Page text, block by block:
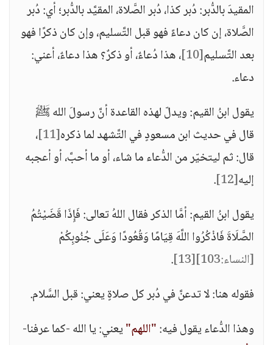
المقيدَ بالدُّبر: دُبر كذا، دُبر الصَّلاة، المقيَّد بالدُّبر؛ أي: دُبر
الصَّلاة، إن كان دعاءً فهو قبل التَّسليم، وإن كان ذكرًا فهو
بعد التَّسليم[10]
، هذا دُعاءٌ، أو ذكرٌ؟ هذا دعاءٌ، أعني:
دعاء.
يقول ابنُ القيم: ويدلّ لهذه القاعدة أنَّ رسولَ الله ﷺ
قال في حديث ابن مسعودٍ في التَّشهد لما ذكره[11]
،
قال: ثم ليتخيّر من الدُّعاء ما شاء، أو ما أحبَّ، أو أعجبه
إليه[12]
.
يقول ابنُ القيم: أمَّا الذكر فقال اللهُ تعالى: فَإِذَا قَضَيْتُمُ
الصَّلَاةَ فَاذْكُرُوا اللَّهَ قِيَامًا وَقُعُودًا وَعَلَى جُنُوبِكُمْ
[النساء:103]
[13]
.
فقوله هنا: لا تدعنَّ في دُبر كل صلاةٍ يعني: قبل السَّلام.
وهذا الدُّعاء يقول فيه:"اللهم"يعني: يا الله -كما عرفنا-